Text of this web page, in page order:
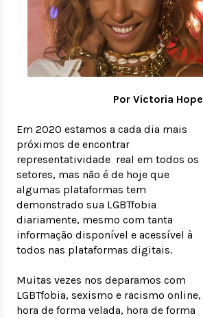
Por Victoria Hope
Em 2020 estamos a cada dia mais
próximos de encontrar
representatividade real em todos os
setores, mas não é de hoje que
algumas plataformas tem
demonstrado sua LGBTfobia
diariamente, mesmo com tanta
informação disponível e acessível à
todos nas plataformas digitais.
Muitas vezes nos deparamos com
LGBTfobia, sexismo e racismo online,
hora de forma velada, hora de forma